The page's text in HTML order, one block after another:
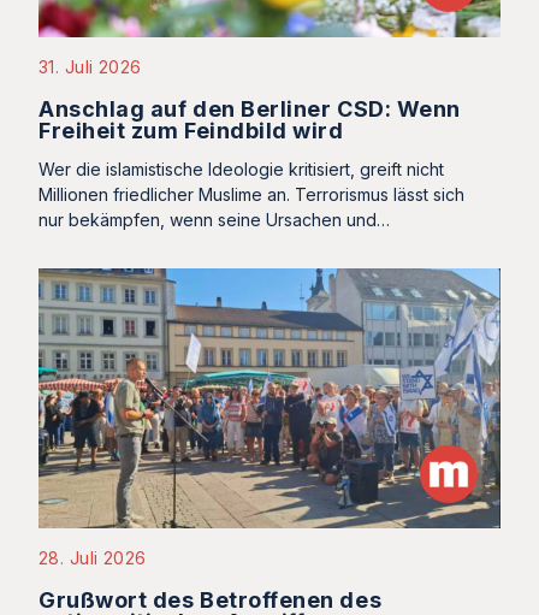
31. Juli 2026
Anschlag auf den Berliner CSD: Wenn
Freiheit zum Feindbild wird
Wer die islamistische Ideologie kritisiert, greift nicht
Millionen friedlicher Muslime an. Terrorismus lässt sich
nur bekämpfen, wenn seine Ursachen und…
28. Juli 2026
Grußwort des Betroffenen des